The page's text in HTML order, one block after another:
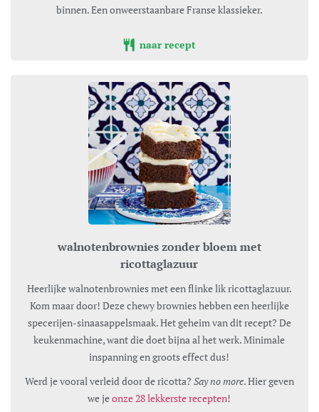
binnen. Een onweerstaanbare Franse klassieker.
naar recept
walnotenbrownies zonder bloem met
ricottaglazuur
Heerlijke walnotenbrownies met een flinke lik ricottaglazuur.
Kom maar door! Deze chewy brownies hebben een heerlijke
specerijen-sinaasappelsmaak. Het geheim van dit recept? De
keukenmachine, want die doet bijna al het werk. Minimale
inspanning en groots effect dus!
Werd je vooral verleid door de ricotta? Say no more. Hier geven
we jeonze 28 lekkerste recepten!